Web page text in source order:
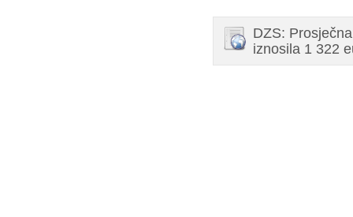
DZS:
iznosila 1 322